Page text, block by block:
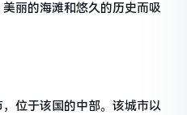
丽的海滩和悠久的历史而吸
位于该国的中部。该城市以